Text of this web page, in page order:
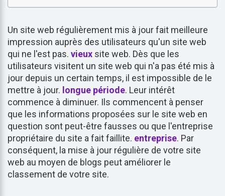
Un site web régulièrement mis à jour fait meilleure
impression auprès des utilisateurs qu'un site web
qui ne l'est pas. vieux site web. Dès que les
utilisateurs visitent un site web qui n'a pas été mis à
jour depuis un certain temps, il est impossible de le
mettre à jour. longue période. Leur intérêt
commence à diminuer. Ils commencent à penser
que les informations proposées sur le site web en
question sont peut-être fausses ou que l'entreprise
propriétaire du site a fait faillite. entreprise. Par
conséquent, la mise à jour régulière de votre site
web au moyen de blogs peut améliorer le
classement de votre site.